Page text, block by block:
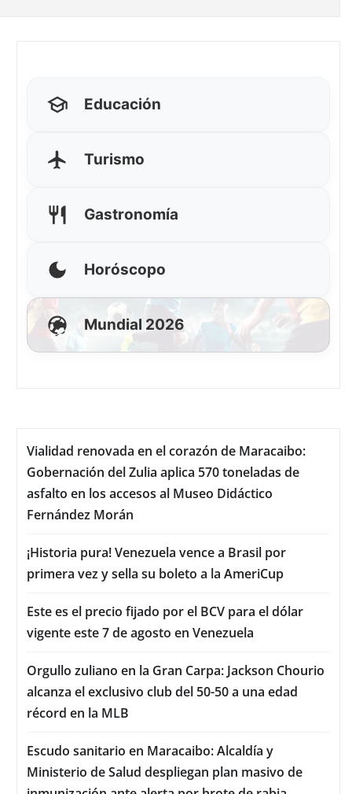
Educación
Turismo
Gastronomía
Horóscopo
Mundial 2026
Vialidad renovada en el corazón de Maracaibo:
Gobernación del Zulia aplica 570 toneladas de
asfalto en los accesos al Museo Didáctico
Fernández Morán
¡Historia pura! Venezuela vence a Brasil por
primera vez y sella su boleto a la AmeriCup
Este es el precio fijado por el BCV para el dólar
vigente este 7 de agosto en Venezuela
Orgullo zuliano en la Gran Carpa: Jackson Chourio
alcanza el exclusivo club del 50-50 a una edad
récord en la MLB
Escudo sanitario en Maracaibo: Alcaldía y
Ministerio de Salud despliegan plan masivo de